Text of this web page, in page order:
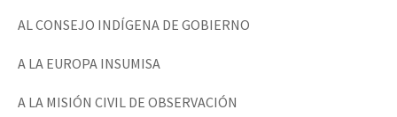
Migración
Presos
“Sonhando a Terra do Bem Virá” se publica no Estado Espanhol
AL CONSEJO INDÍGENA DE GOBIERNO
A LA EUROPA INSUMISA
A LA MISIÓN CIVIL DE OBSERVACIÓN